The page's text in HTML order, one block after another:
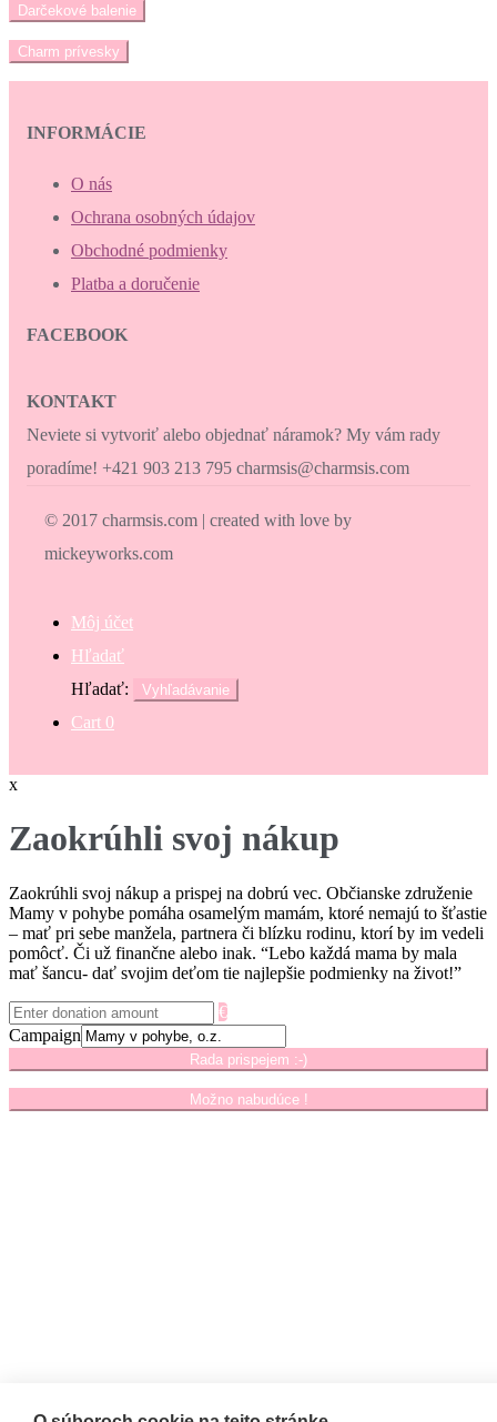
Darčekové balenie
Charm prívesky
INFORMÁCIE
O nás
Ochrana osobných údajov
Obchodné podmienky
Platba a doručenie
FACEBOOK
KONTAKT
Neviete si vytvoriť alebo objednať náramok? My vám rady
poradíme! +421 903 213 795 charmsis@charmsis.com
© 2017 charmsis.com | created with love by
mickeyworks.com
Môj účet
Hľadať
Hľadať:
Vyhľadávanie
Cart 0
x
Zaokrúhli svoj nákup
Zaokrúhli svoj nákup a prispej na dobrú vec. Občianske združenie
Mamy v pohybe pomáha osamelým mamám, ktoré nemajú to šťastie
– mať pri sebe manžela, partnera či blízku rodinu, ktorí by im vedeli
pomôcť. Či už finančne alebo inak. “Lebo každá mama by mala
mať šancu- dať svojim deťom tie najlepšie podmienky na život!”
€
Campaign
Rada prispejem :-)
Možno nabudúce !